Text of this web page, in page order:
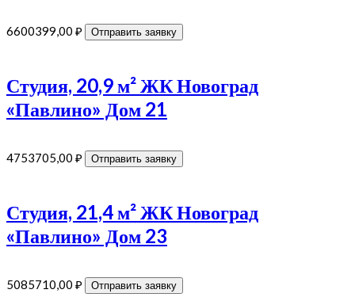
6600399,00 ₽ Отправить заявку
Студия, 20,9 м² ЖК Новоград
«Павлино» Дом 21
4753705,00 ₽ Отправить заявку
Студия, 21,4 м² ЖК Новоград
«Павлино» Дом 23
5085710,00 ₽ Отправить заявку